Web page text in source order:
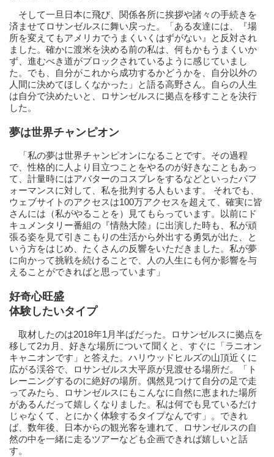
そして一旦日本に飛び、関係各所に挨拶や諸々の手続きを
済ませてロサンゼルスに舞い戻った。「ある友達には、『場
所を変えてもアメリカでうまくいくはずがない』と反対され
ました。確かに渡米を決める前の私は、何もかもうまくいか
ず、進むべき道がブロックされているように感じていまし
た。でも、自分がこれから成功するかどうかを、自分以外の
人間に決めてほしくなかった」と語る高野さん。自らの人生
は自分で決めたいと、ロサンゼルスに拠点を移すことを決行
した。
夢は世界チャンピオン
「私の夢は世界チャンピオンになることです。その過程
で、性格的に人より目立つことをやるのが好きなこともあっ
て、計量時にはアバターのコスプレをするなどといったパフ
ォーマンスに対して、私を批判する人もいます。 それでも、
ウェブサイトのアクセスは100万アクセスを超えて、確実に皆
さんには（私がやることを）見てもらっています。以前にド
キュメンタリー番組の『情熱大陸』に出演した時も、私が頑
張る姿を見て引きこもりの生活から外出する勇気が出た、と
いう方をはじめ、たくさんの反響をいただきました。私が夢
に向かって挑戦を続けることで、人の人生にも何か影響を与
えることができればと思っています」
好奇心旺盛
体験したいタイプ
取材したのは2018年1月半ばだった。ロサンゼルスに拠点を
移して2カ月、好きな場所について聞くと、すぐに「ラニオン
キャニオンです」と答えた。ハリウッドヒルズの山頂近くに
広がる渓谷で、ロサンゼルス大平原が見渡せる場所だ。「ト
レーニングするのに絶好の場所。偶然見つけて自分の足で走
ってみたら、ロサンゼルスにもこんなに自然に恵まれた場所
があるんだって嬉しくなりました。私は何でも見ているだけ
じゃなくて、とにかく体験するタイプなんです」。できれ
ば、数年後、日本からの観光客を連れて、ロサンゼルスの自
然の中を一緒に走るツアーなども企画できれば嬉しいと話
す。